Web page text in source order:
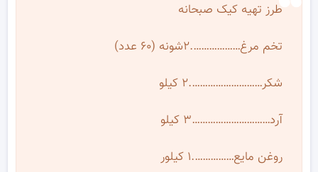
طرز تهیه کیک صبحانه
تخم مرغ……………….۲شونه (۶۰ عدد)
شکر……………………….۲ کیلو
آرد…………………………۳ کیلو
روغن مایع…………….۱ کیلور